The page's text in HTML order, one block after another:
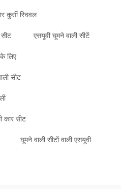
कुर्सी स्विवल
एसयूवी घूमने वाली सीटें
के लिए
सीट
कार सीट
घूमने वाली सीटों वाली एसयूवी